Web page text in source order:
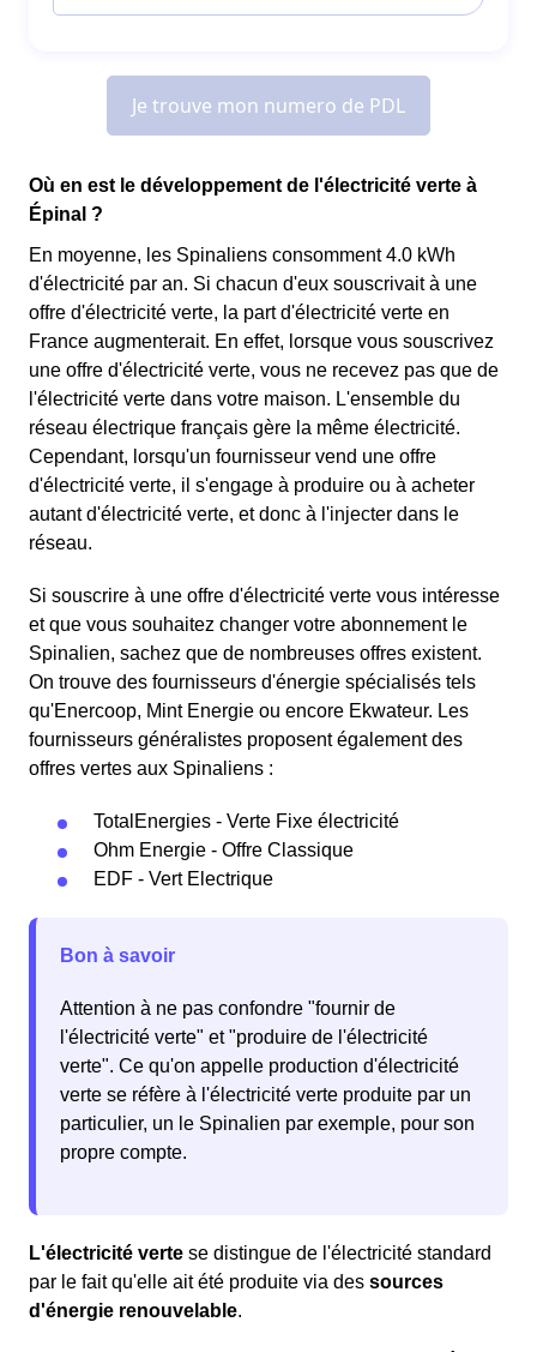
Où en est le développement de l'électricité verte à
Épinal ?
En moyenne, les Spinaliens consomment 4.0 kWh
d'électricité par an. Si chacun d'eux souscrivait à une
offre d'électricité verte, la part d'électricité verte en
France augmenterait. En effet, lorsque vous souscrivez
une offre d'électricité verte, vous ne recevez pas que de
l'électricité verte dans votre maison. L'ensemble du
réseau électrique français gère la même électricité.
Cependant, lorsqu'un fournisseur vend une offre
d'électricité verte, il s'engage à produire ou à acheter
autant d'électricité verte, et donc à l'injecter dans le
réseau.
Si souscrire à une offre d'électricité verte vous intéresse
et que vous souhaitez changer votre abonnement le
Spinalien, sachez que de nombreuses offres existent.
On trouve des fournisseurs d'énergie spécialisés tels
qu'Enercoop, Mint Energie ou encore Ekwateur. Les
fournisseurs généralistes proposent également des
offres vertes aux Spinaliens :
TotalEnergies - Verte Fixe électricité
Ohm Energie - Offre Classique
EDF - Vert Electrique
Bon à savoir
Attention à ne pas confondre "fournir de
l'électricité verte" et "produire de l'électricité
verte". Ce qu'on appelle production d'électricité
verte se réfère à l'électricité verte produite par un
particulier, un le Spinalien par exemple, pour son
propre compte.
L'électricité verte se distingue de l'électricité standard
par le fait qu'elle ait été produite via des sources
d'énergie renouvelable.